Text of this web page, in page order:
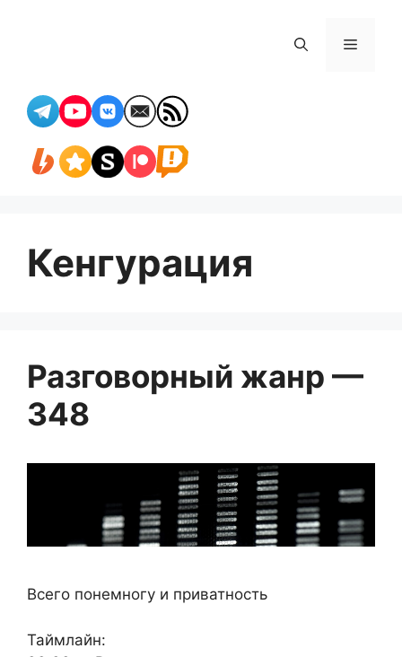
Меню
Кенгурация
Разговорный жанр —
348
Всего понемногу и приватность
Таймлайн: